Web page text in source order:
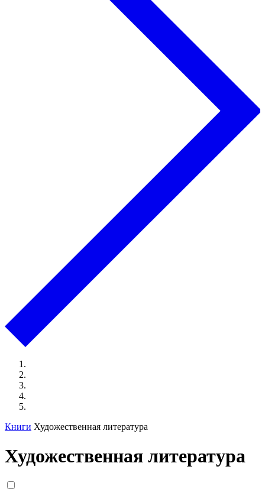
Книги Художественная литература
Художественная литература